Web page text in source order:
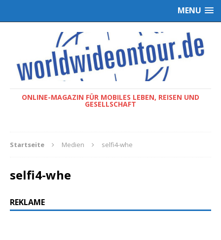
MENU
ONLINE-MAGAZIN FÜR MOBILES LEBEN, REISEN UND
GESELLSCHAFT
Startseite Medien selfi4-whe
selfi4-whe
REKLAME